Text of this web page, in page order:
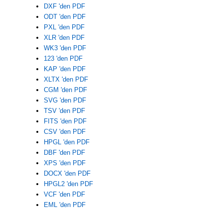
DXF 'den PDF
ODT 'den PDF
PXL 'den PDF
XLR 'den PDF
WK3 'den PDF
123 'den PDF
KAP 'den PDF
XLTX 'den PDF
CGM 'den PDF
SVG 'den PDF
TSV 'den PDF
FITS 'den PDF
CSV 'den PDF
HPGL 'den PDF
DBF 'den PDF
XPS 'den PDF
DOCX 'den PDF
HPGL2 'den PDF
VCF 'den PDF
EML 'den PDF